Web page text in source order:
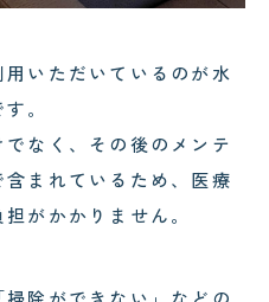
いただいているのが水
。
なく、その後のメンテ
まれているため、医療
がかかりません。